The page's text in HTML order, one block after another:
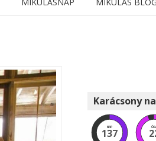
Karácsony
NAP
137